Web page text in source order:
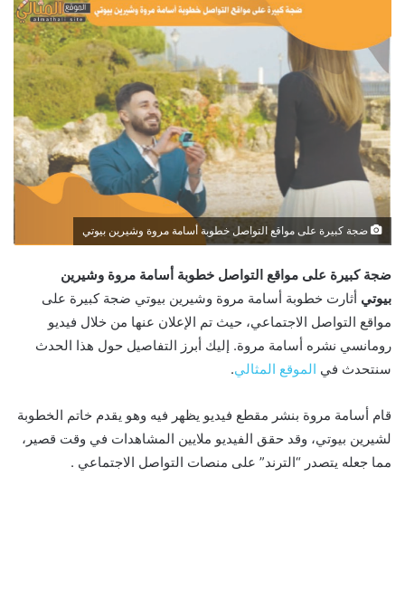
ضجة كبيرة على مواقع التواصل خطوبة أسامة مروة وشيرين بيوتي
ضجة كبيرة على مواقع التواصل خطوبة أسامة مروة وشيرين
بيوتي أثارت خطوبة أسامة مروة وشيرين بيوتي ضجة كبيرة على
مواقع التواصل الاجتماعي، حيث تم الإعلان عنها من خلال فيديو
رومانسي نشره أسامة مروة. إليك أبرز التفاصيل حول هذا الحدث
سنتحدث في الموقع المثالي.
قام أسامة مروة بنشر مقطع فيديو يظهر فيه وهو يقدم خاتم الخطوبة
لشيرين بيوتي، وقد حقق الفيديو ملايين المشاهدات في وقت قصير،
مما جعله يتصدر “الترند” على منصات التواصل الاجتماعي .